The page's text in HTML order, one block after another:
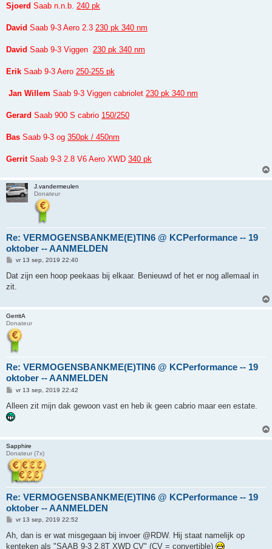
Sjoerd Saab n.n.b. 240 pk
David Saab 9-3 Aero 2.3 230 pk 340 nm
David Saab 9-3 Viggen 230 pk 340 nm
Erik Saab 9-3 Aero 250-255 pk
Jan Willem Saab 9-3 Viggen cabriolet 230 pk 340 nm
Gerard Saab 900 S cabrio 150/250
Bas Saab 9-3 og 350pk / 450nm
GerritSaab 9-3 2.8 V6 Aero XWD 340 pk
J.vandermeulen
Donateur
Re: VERMOGENSBANKME(E)TIN6 @ KCPerformance -- 19
oktober -- AANMELDEN
B
r
c
vr 13 sep, 2019 22:40
Dat zijn een hoop peekaas bij elkaar. Benieuwd of het er nog allemaal in
zit.
GerritA
Donateur
Re: VERMOGENSBANKME(E)TIN6 @ KCPerformance -- 19
oktober -- AANMELDEN
B
r
c
vr 13 sep, 2019 22:42
Alleen zit mijn dak gewoon vast en heb ik geen cabrio maar een estate.
Sapphire
Donateur (7x)
Re: VERMOGENSBANKME(E)TIN6 @ KCPerformance -- 19
oktober -- AANMELDEN
B
r
vr 13 sep, 2019 22:52
Ah, dan is er wat misgegaan bij invoer @RDW. Hij staat namelijk op
kenteken als "SAAB 9-3 2.8T XWD CV" (CV = convertible)